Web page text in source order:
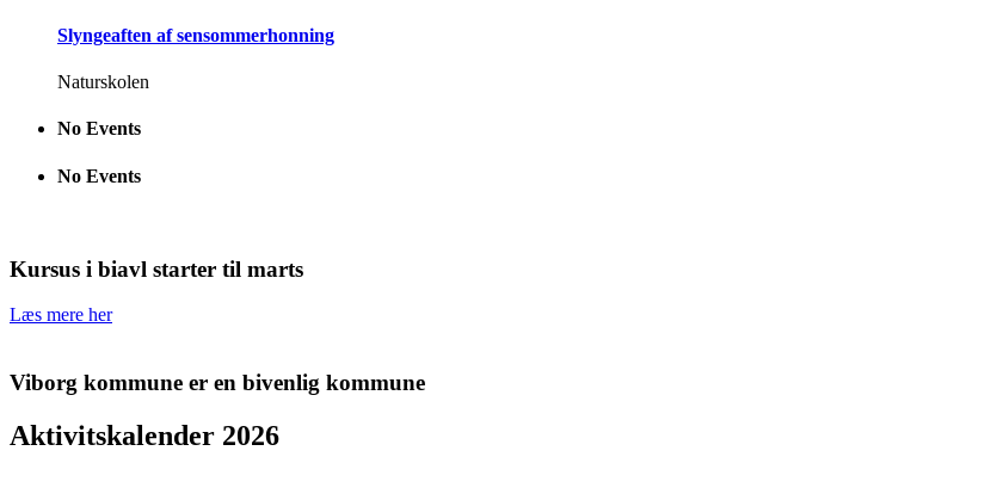
Slyngeaften af sensommerhonning
Naturskolen
No Events
No Events
Kursus i biavl starter til marts
Læs mere her
Viborg kommune er en bivenlig kommune
Aktivitskalender 2026